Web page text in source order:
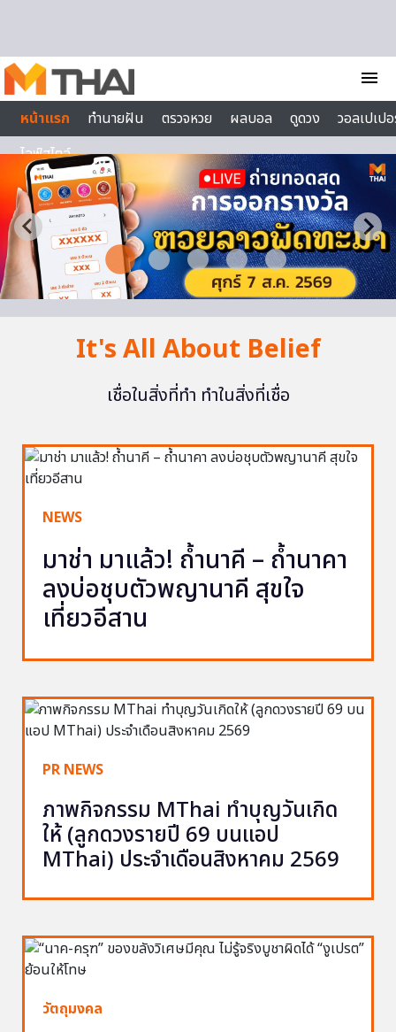
menu
หน้าแรก
ทำนายฝัน ตรวจหวย ผลบอล ดูดวง
วอลเปเป
ไลฟ์สไตล์
It's All About Belief
เชื่อในสิ่งที่ทำ ทำในสิ่งที่เชื่อ
NEWS
มาช่า มาแล้ว! ถ้ำนาคี – ถ้ำนาคา
ลงบ่อชุบตัวพญานาคี สุขใจ
เที่ยวอีสาน
PR NEWS
ภาพกิจกรรม MThai ทำบุญวันเกิด
ให้ (ลูกดวงรายปี 69 บนแอป
MThai) ประจำเดือนสิงหาคม 2569
วัตถุมงคล